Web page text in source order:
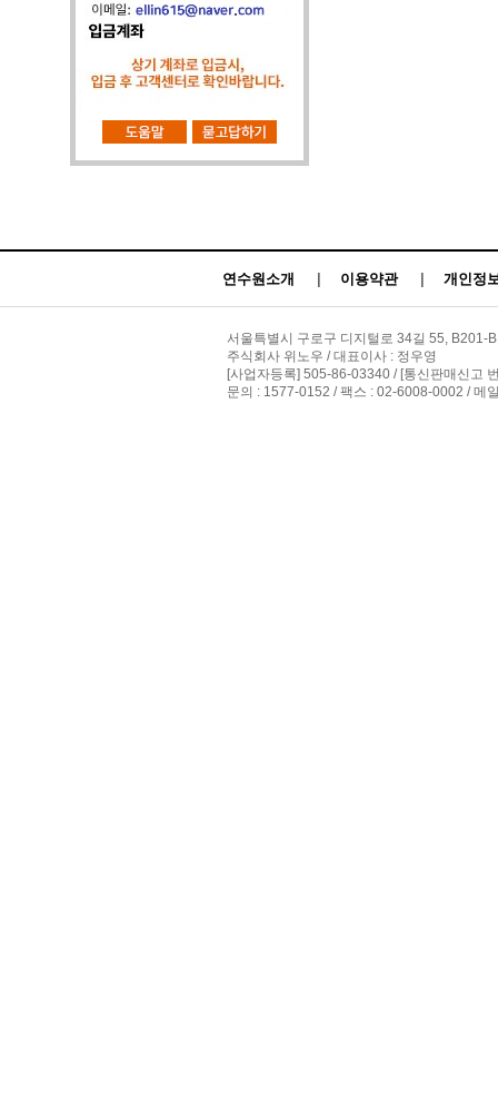
연수원소개 이용약관 개인정
서울특별시 구로구 디지털로 34길 55, B201-
주식회사 위노우 / 대표이사 : 정우영
[사업자등록] 505-86-03340 / [통신판매신고
문의 : 1577-0152 / 팩스 : 02-6008-0002 / 메